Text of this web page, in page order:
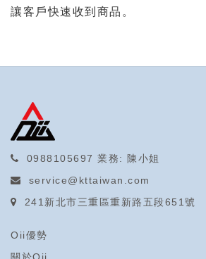
讓客戶快速收到商品。
0988105697 業務: 陳小姐
service@kttaiwan.com
241新北市三重區重新路五段651號
Oii優勢